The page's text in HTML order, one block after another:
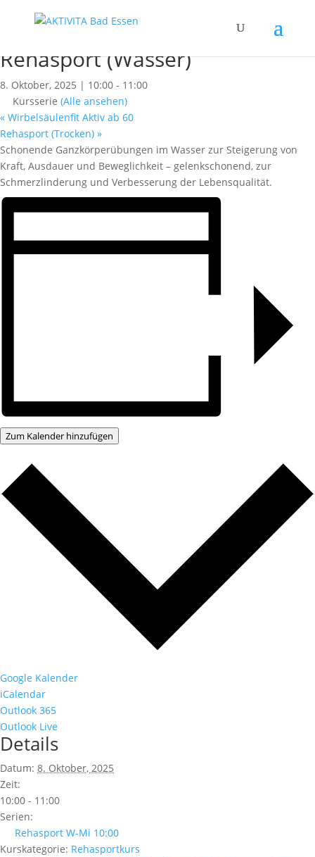
« Alle Kurse
Rehasport (Wasser)
8. Oktober, 2025 | 10:00 - 11:00
Kursserie (Alle ansehen)
« Wirbelsäulenfit Aktiv ab 60
Rehasport (Trocken) »
Schonende Ganzkörperübungen im Wasser zur Steigerung von
Kraft, Ausdauer und Beweglichkeit – gelenkschonend, zur
Schmerzlinderung und Verbesserung der Lebensqualität.
Zum Kalender hinzufügen
Google Kalender
iCalendar
Outlook 365
Outlook Live
Details
Datum: 8. Oktober, 2025
Zeit:
10:00 - 11:00
Serien:
Rehasport W-Mi 10:00
Kurskategorie: Rehasportkurs